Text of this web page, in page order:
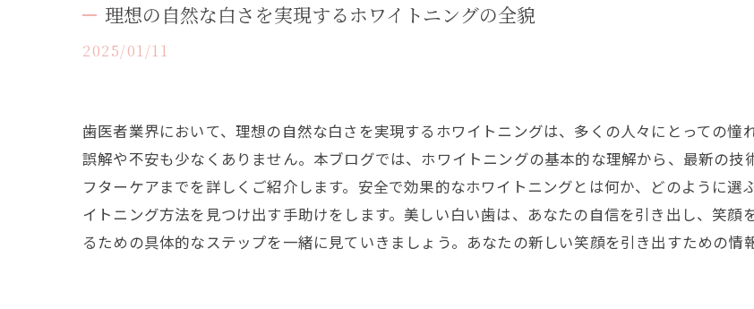
理想の自然な白さを実現するホワイトニングの全貌
2025/01/11
歯医者業界において、理想の自然な白さを実現するホワイトニングは、多くの人々にとっての憧
誤解や不安も少なくありません。本ブログでは、ホワイトニングの基本的な理解から、最新の
フターケアまでを詳しくご紹介します。安全で効果的なホワイトニングとは何か、どのように
イトニング方法を見つけ出す手助けをします。美しい白い歯は、あなたの自信を引き出し、笑
るための具体的なステップを一緒に見ていきましょう。あなたの新しい笑顔を引き出すための情